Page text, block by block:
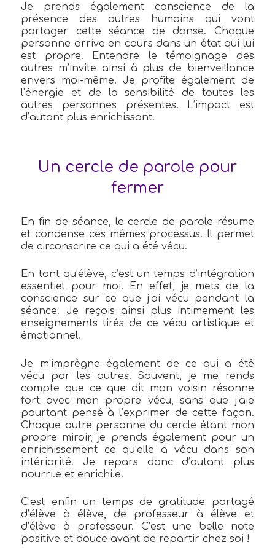
Je prends également conscience de la
présence des autres humains qui vont
partager cette séance de danse. Chaque
personne arrive en cours dans un état qui lui
est propre. Entendre le témoignage des
autres m’invite ainsi à plus de bienveillance
envers moi-même. Je profite également de
l’énergie et de la sensibilité de toutes les
autres personnes présentes. L’impact est
d’autant plus enrichissant.
Un cercle de parole pour
fermer
En fin de séance, le cercle de parole résume
et condense ces mêmes processus. Il permet
de circonscrire ce qui a été vécu.
En tant qu’élève, c’est un temps d’intégration
essentiel pour moi. En effet, je mets de la
conscience sur ce que j’ai vécu pendant la
séance. Je reçois ainsi plus intimement les
enseignements tirés de ce vécu artistique et
émotionnel.
Je m’imprègne également de ce qui a été
vécu par les autres. Souvent, je me rends
compte que ce que dit mon voisin résonne
fort avec mon propre vécu, sans que j’aie
pourtant pensé à l’exprimer de cette façon.
Chaque autre personne du cercle étant mon
propre miroir, je prends également pour un
enrichissement ce qu’elle a vécu dans son
intériorité. Je repars donc d’autant plus
nourri.e et enrichi.e.
C’est enfin un temps de gratitude partagé
d’élève à élève, de professeur à élève et
d’élève à professeur. C’est une belle note
positive et douce avant de repartir chez soi !